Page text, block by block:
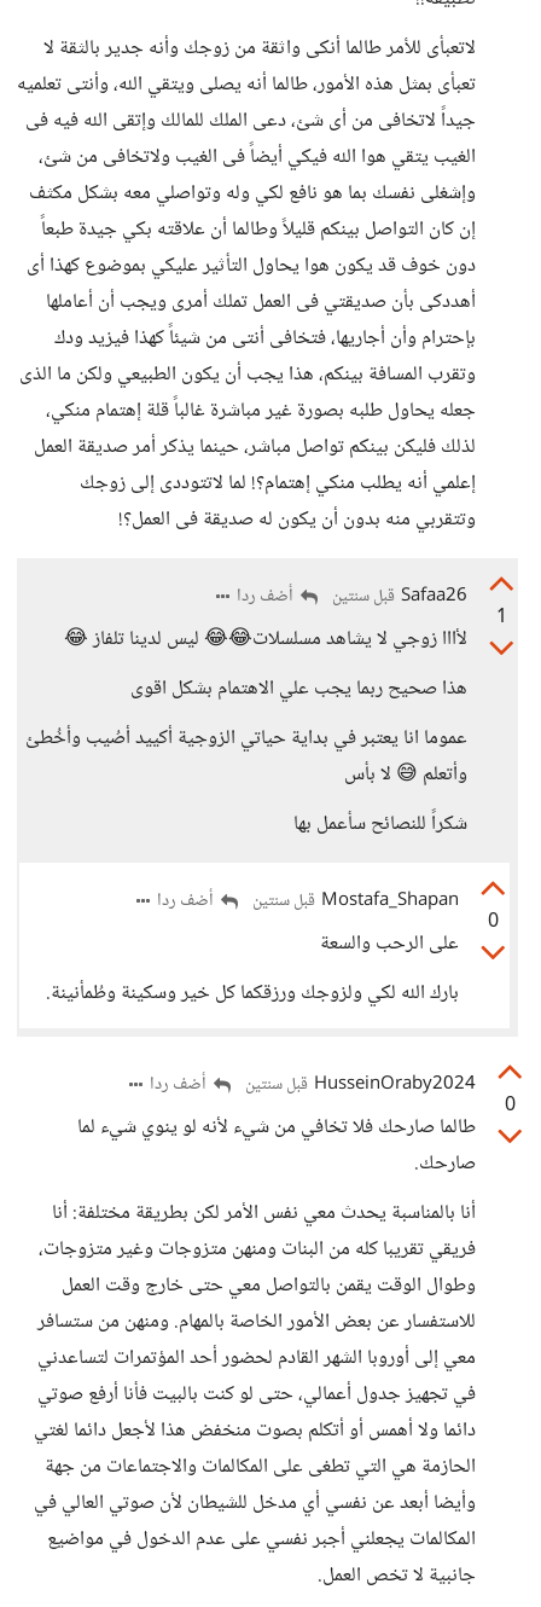
لاتعبأى للأمر طالما أنكى واثقة من زوجك وأنه جدير بالثقة لا
تعبأى بمثل هذه الأمور، طالما أنه يصلى ويتقي الله، وأنتى تعلميه
جيداً لاتخافى من أى شئ، دعى الملك للمالك وإتقى الله فيه فى
الغيب يتقي هوا الله فيكي أيضاً فى الغيب ولاتخافى من شئ،
وإشغلى نفسك بما هو نافع لكي وله وتواصلي معه بشكل مكثف
إن كان التواصل بينكم قليلاً وطالما أن علاقته بكي جيدة طبعاً
دون خوف قد يكون هوا يحاول التأثير عليكي بموضوع كهذا أى
أهددكى بأن صديقتي فى العمل تملك أمرى ويجب أن أعاملها
بإحترام وأن أجاريها، فتخافى أنتى من شيئاً كهذا فيزيد ودك
وتقرب المسافة بينكم، هذا يجب أن يكون الطبيعي ولكن ما الذى
جعله يحاول طلبه بصورة غير مباشرة غالباً قلة إهتمام منكي،
لذلك فليكن بينكم تواصل مباشر، حينما يذكر أمر صديقة العمل
إعلمي أنه يطلب منكي إهتمام؟! لما لاتتوددى إلى زوجك
وتتقربي منه بدون أن يكون له صديقة فى العمل؟!
1
Safaa26 قبل سنتين أضف ردا
لأااا زوجي لا يشاهد مسلسلات😂😂 ليس لدينا تلفاز 😂
هذا صحيح ربما يجب علي الاهتمام بشكل اقوى
عموما انا يعتبر في بداية حياتي الزوجية أكييد أصُيب وأخُطئ
وأتعلم 😅 لا بأس
شكراً للنصائح سأعمل بها
0
Mostafa_Shapan قبل سنتين أضف ردا
على الرحب والسعة
بارك الله لكي ولزوجك ورزقكما كل خير وسكينة وطُمأنينة.
0
HusseinOraby2024 قبل سنتين أضف ردا
طالما صارحك فلا تخافي من شيء لأنه لو ينوي شيء لما
صارحك.
أنا بالمناسبة يحدث معي نفس الأمر لكن بطريقة مختلفة: أنا
فريقي تقريبا كله من البنات ومنهن متزوجات وغير متزوجات،
وطوال الوقت يقمن بالتواصل معي حتى خارج وقت العمل
للاستفسار عن بعض الأمور الخاصة بالمهام. ومنهن من ستسافر
معي إلى أوروبا الشهر القادم لحضور أحد المؤتمرات لتساعدني
في تجهيز جدول أعمالي، حتى لو كنت بالبيت فأنا أرفع صوتي
دائما ولا أهمس أو أتكلم بصوت منخفض هذا لأجعل دائما لغتي
الحازمة هي التي تطغى على المكالمات والاجتماعات من جهة
وأيضا أبعد عن نفسي أي مدخل للشيطان لأن صوتي العالي في
المكالمات يجعلني أجبر نفسي على عدم الدخول في مواضيع
جانبية لا تخص العمل.